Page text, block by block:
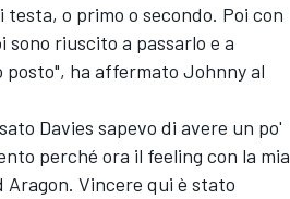
o primo o secondo. Poi con
riuscito a passarlo e a
ha affermato Johnny al
Davies sapevo di avere un po'
perché ora il feeling con la mia
Vincere qui è stato